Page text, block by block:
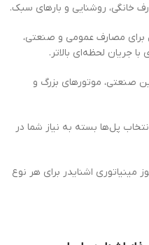
خانگی، روشنایی و بارهای سبک.
برای مصارف عمومی و صنعتی،
جریان لحظه‌ای بالاتر.
صنعتی، موتورهای بزرگ و
پل‌ها بسته به نیاز شما در
مینیاتوری اشنایدر برای هر نوع